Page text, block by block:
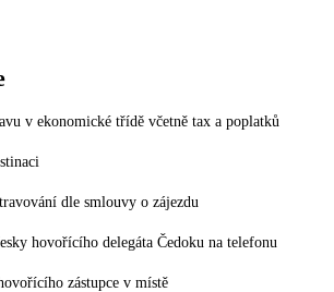
v ekonomické třídě včetně tax a poplatků
dle smlouvy o zájezdu
hovořícího delegáta Čedoku na telefonu
zástupce v místě